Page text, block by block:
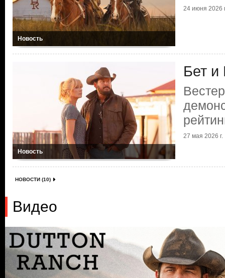
Новость
24 июня 2026
Новость
Бет и
27 мая 2026 г.
НОВОСТИ (10)
Видео